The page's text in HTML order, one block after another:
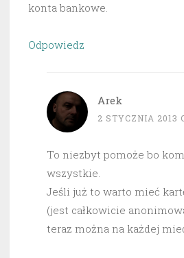
konta bankowe.
Odpowiedz
Arek
2 STYCZNIA 2013
To niezbyt pomoże bo
wszystkie.
Jeśli już to warto mieć
(jest całkowicie
teraz można na każdej